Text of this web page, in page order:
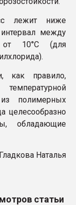
лежит ниже
между
от 10°С (для
как правило,
полимерных
целесообразно
обладающие
Гладкова Наталья
статьи